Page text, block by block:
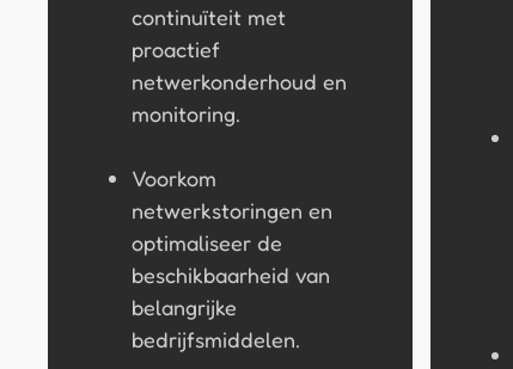
continuïteit met
proactief
netwerkonderhoud en
monitoring.
Voorkom
netwerkstoringen en
optimaliseer de
beschikbaarheid van
belangrijke
bedrijfsmiddelen.